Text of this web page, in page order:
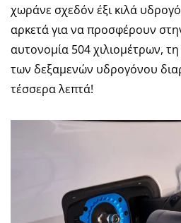
χωράνε σχεδόν έξι κιλά
αρκετά για να προσφέρουν
αυτονομία 504 χιλιομέτρων,
των δεξαμενών υδρογόνου
τέσσερα λεπτά!